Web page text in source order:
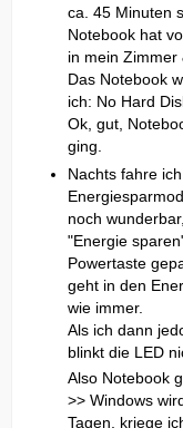
ca. 45 Minuten
Notebook hat
in mein Zimmer
Das Notebook
ich: No Hard
Ok, gut,
ging.
Nachts fahre
noch
"Energie
Powertaste
geht in den
wie immer.
Als ich dann
blinkt die LED
Also Notebook
>> Windows
Tagen, kriege